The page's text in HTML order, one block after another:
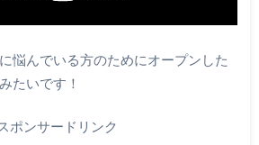
悩んでいる方のためにオープンした
たいです！
ポンサードリンク